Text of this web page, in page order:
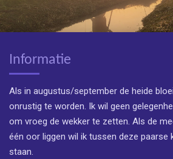
Informatie
Als in augustus/september de heide
onrustig te worden. Ik wil geen
om vroeg de wekker te zetten. Als de
één oor liggen wil ik tussen deze paarse
staan.